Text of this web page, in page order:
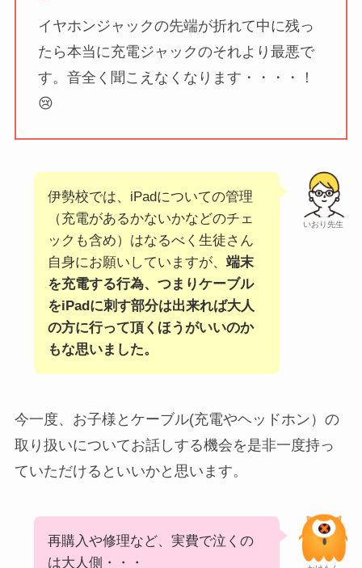
イヤホンジャックの先端が折れて中に残っ
たら本当に充電ジャックのそれより最悪で
す。音全く聞こえなくなります・・・・！
😢
いおり先生
伊勢校では、iPadについての管理
（充電があるかないかなどのチェ
ックも含め）はなるべく生徒さん
自身にお願いしていますが、 端末
を充電する行為、つまりケーブル
をiPadに刺す部分は出来れば大人
の方に行って頂くほうがいいのか
もな思いました。
今一度、お子様とケーブル(充電やヘッドホン）の
取り扱いについてお話しする機会を是非一度持っ
ていただけるといいかと思います。
再購入や修理など、実費で泣くの
は大人側・・・